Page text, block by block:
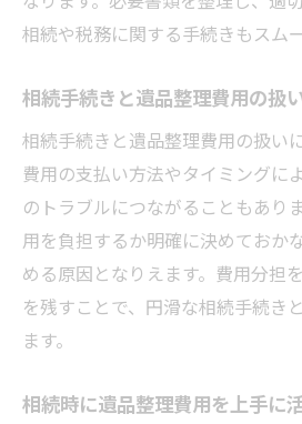
相続や税務に関する手続きもスム
相続手続きと遺品整理費用の扱
相続手続きと遺品整理費用の扱い
費用の支払い方法やタイミングに
のトラブルにつながることもあり
用を負担するか明確に決めておか
める原因となりえます。費用分担
を残すことで、円滑な相続手続き
ます。
相続時に遺品整理費用を上手に